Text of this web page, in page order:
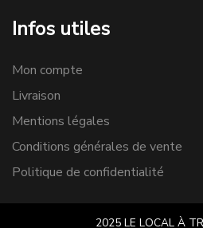
Infos utiles
Mon compte
Livraison
Mentions légales
Conditions générales de vente
Politique de confidentialité
2025 LE LOCAL À